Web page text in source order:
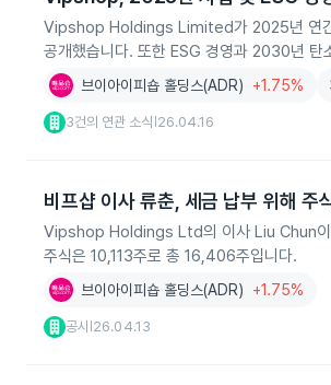
Vipshop Holdings Limited가 2025년 연간
공개했습니다. 또한 ESG 경영과 2030년 탄
브이아이피숍 홀딩스(ADR) +1.75%
3건의 연관 소식 26.04.16
비프샵 이사 류춘, 세금 납부 위해 주
Vipshop Holdings Ltd의 이사 Liu Chun이
주식은 10,113주로 총 16,406주입니다.
브이아이피숍 홀딩스(ADR) +1.75%
공시 26.04.13